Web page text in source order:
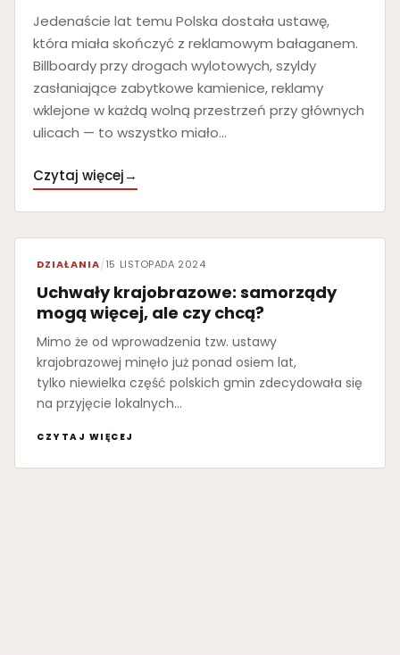
Jedenaście lat temu Polska dostała ustawę,
która miała skończyć z reklamowym bałaganem.
Billboardy przy drogach wylotowych, szyldy
zasłaniające zabytkowe kamienice, reklamy
wklejone w każdą wolną przestrzeń przy głównych
ulicach — to wszystko miało…
Czytaj więcej→
DZIAŁANIA/15 LISTOPADA 2024
Uchwały krajobrazowe: samorządy
mogą więcej, ale czy chcą?
Mimo że od wprowadzenia tzw. ustawy
krajobrazowej minęło już ponad osiem lat,
tylko niewielka część polskich gmin zdecydowała się
na przyjęcie lokalnych…
CZYTAJ WIĘCEJ